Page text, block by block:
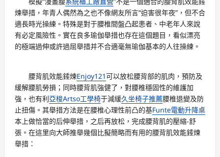
煉舉措，年青人偶然為之也不像網友所言“迫害很年夜”，但不合
適長時光操練。特殊是對于腰椎間盤凸起患者、中老年人來說
有必定風險性。實在良多瑜伽舉措也存在這個題目，看似漂亮
的極端過伸或許過屈舉措并不合適毫無瑜伽基本的人往操練。
腰背肌效能錘煉Enjoy121可以放松腰背部的肌肉，預防及
緩解腰肌勞損；同時腰背肌強健了，對腰椎穩固性的維護加
強，也有利亞梭Artso工學椅于減緩久坐椅子推薦腰椎退變及防
止扭傷。其舉措方法是在腰椎心理性前凸的基Funte電動升降桌
本上做恰當的后伸舉措，之后再放松，完成腰背肌的壓縮-舒
張。在這里向大師推舉幾個比擬簡略而有用的腰背肌效能錘煉
舉措：